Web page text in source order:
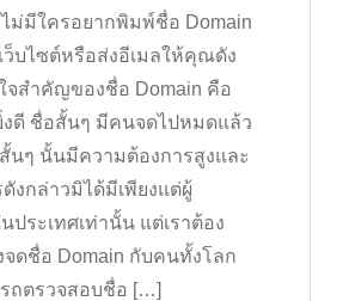
ม่มีใครอยากพิมพ์ชื่อ Domain
ว็บไซต์หรือส่งอีเมลให้คุณดัง
จสำคัญของชื่อ Domain คือ
งดี ชื่อสั้นๆ มีคนจดไปหมดแล้ว
นๆ นั้นมีความต้องการสูงและ
งกล่าวมิได้มีเพียงแต่ผู้
ประเทศเท่านั้น แต่เราต้อง
ดชื่อ Domain กับคนทั้งโลก
ถตรวจสอบชื่อ […]